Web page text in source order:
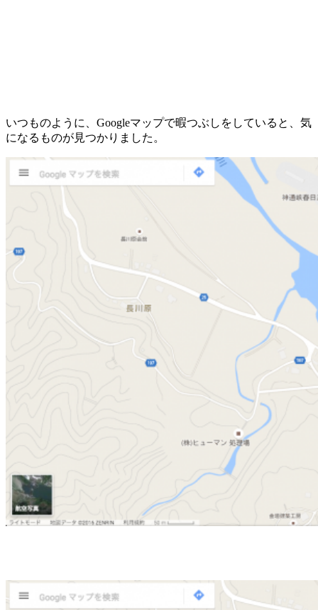
いつものように、Googleマップで暇つぶしをしていると、気
になるものが見つかりました。